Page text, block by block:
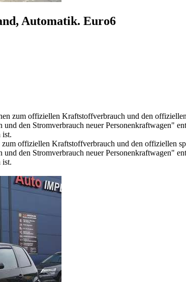
Automatik. Euro6
zum offiziellen Kraftstoffverbrauch und den
und den Stromverbrauch neuer Personenkraftwagen"
ist.
offiziellen Kraftstoffverbrauch und den offiziellen
und den Stromverbrauch neuer Personenkraftwagen"
ist.